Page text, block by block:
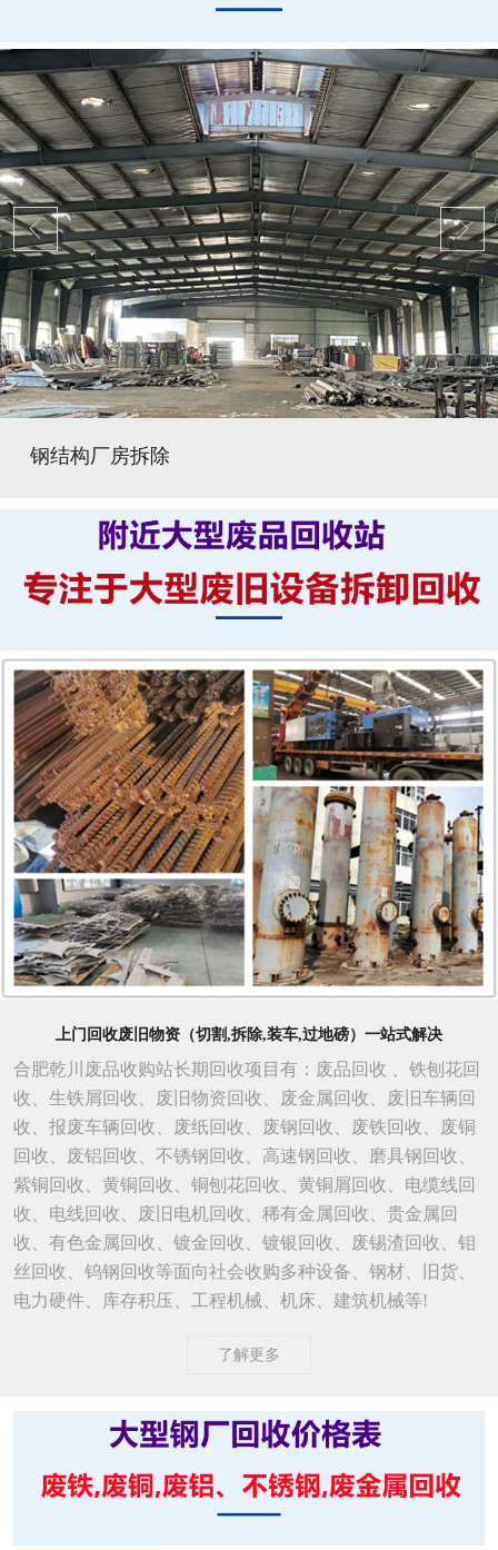
钢结构厂房拆除
上门回收废旧物资（切割,拆除,装车,过地磅）一站式解决
合肥乾川废品收购站长期回收项目有：废品回收 、铁刨花回
收、生铁屑回收、废旧物资回收、废金属回收、废旧车辆回
收、报废车辆回收、废纸回收、废钢回收、废铁回收、废铜
回收、废铝回收、不锈钢回收、高速钢回收、磨具钢回收、
紫铜回收、黄铜回收、铜刨花回收、黄铜屑回收、电缆线回
收、电线回收、废旧电机回收、稀有金属回收、贵金属回
收、有色金属回收、镀金回收、镀银回收、废锡渣回收、钼
丝回收、钨钢回收等面向社会收购多种设备、钢材、旧货、
电力硬件、库存积压、工程机械、机床、建筑机械等!
了解更多